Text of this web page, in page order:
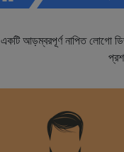
একটি আড়ম্বরপূর্ণ নাপিত লোগো